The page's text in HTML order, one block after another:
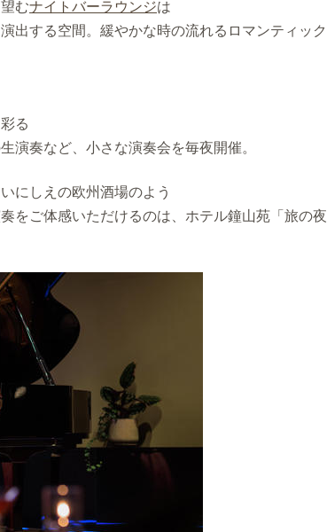
むナイトバーラウンジは
出する空間。緩やかな時の流れるロマンティック
る
演奏など、小さな演奏会を毎夜開催。
にしえの欧州酒場のよう
をご体感いただけるのは、ホテル鐘山苑「旅の夜